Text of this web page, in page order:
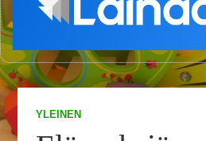
YLEINEN